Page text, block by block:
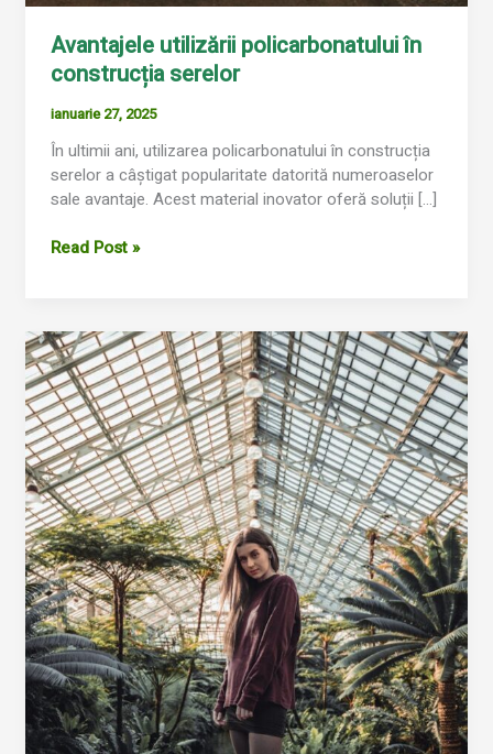
Avantajele utilizării policarbonatului în
construcția serelor
ianuarie 27, 2025
În ultimii ani, utilizarea policarbonatului în construcția
serelor a câștigat popularitate datorită numeroaselor
sale avantaje. Acest material inovator oferă soluții […]
Read Post »
Întreținerea
și
Durabilitatea
Serelor
din
Policarbonat:
Ghid
Complet
pentru
Grădinarii
Moderni